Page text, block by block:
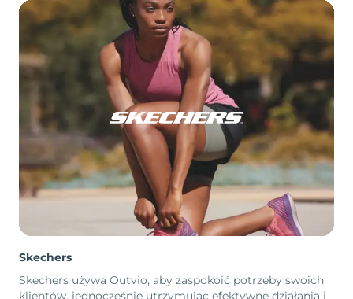
Skechers
Skechers używa Outvio, aby zaspokoić potrzeby swoich
klientów, jednocześnie utrzymując efektywne działania i